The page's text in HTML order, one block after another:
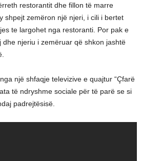
restorantit dhe fillon të marre
shpejt zemëron një njeri, i cili i bertet
te largohet nga restoranti. Por pak e
dhe njeriu i zemëruar që shkon jashtë
një shfaqje televizive e quajtur “Çfarë
të ndryshme sociale për të parë se si
padrejtësisë.